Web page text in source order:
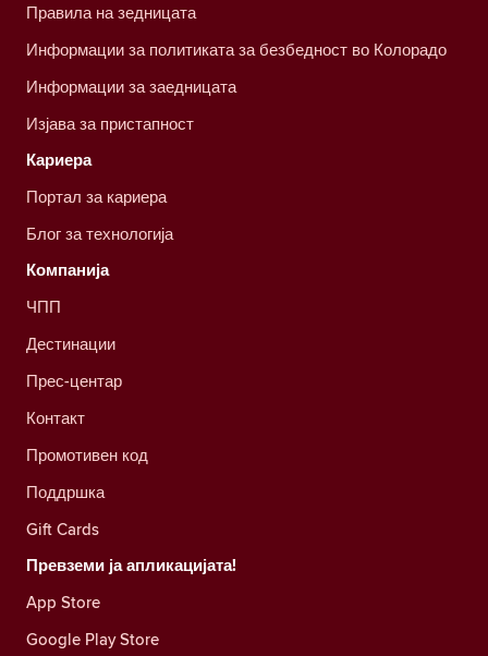
Правила на зедницата
Информации за политиката за безбедност во Колорадо
Информации за заедницата
Изјава за пристапност
Кариера
Портал за кариера
Блог за технологија
Компанија
ЧПП
Дестинации
Прес-центар
Контакт
Промотивен код
Поддршка
Gift Cards
Превземи ја апликацијата!
App Store
Google Play Store